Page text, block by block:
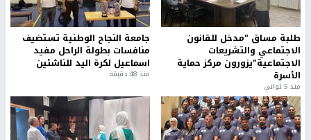
طلبة مساق "مدخل للقانون
الاجتماعي والتشريعات
الاجتماعية"يزورون مركز حماية
الأسرة
منذ 5 ثواني
جامعة النجاح الوطنية تستضيف
منافسات بطولة الراحل مفيد
اسماعيل لكرة اليد للناشئين
منذ 48 دقيقة